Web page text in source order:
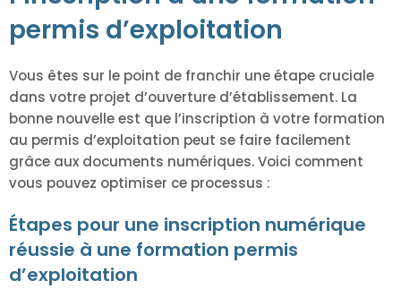
permis d’exploitation
Vous êtes sur le point de franchir une étape cruciale
dans votre projet d’ouverture d’établissement. La
bonne nouvelle est que l’inscription à votre formation
au permis d’exploitation peut se faire facilement
grâce aux documents numériques. Voici comment
vous pouvez optimiser ce processus :
Étapes pour une inscription numérique
réussie à une formation permis
d’exploitation